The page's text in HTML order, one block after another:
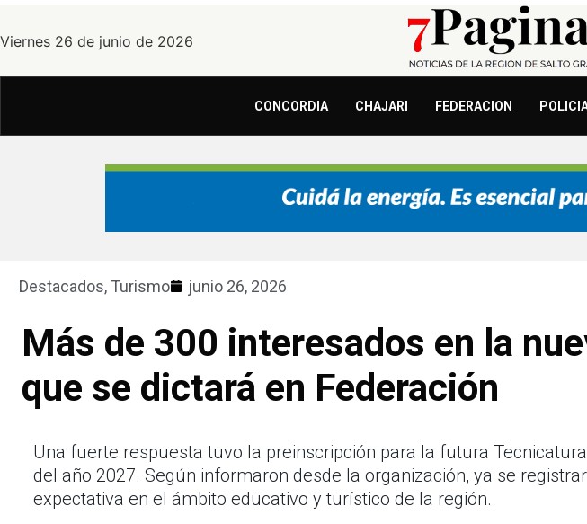
Viernes 26 de junio de 2026
CONCORDIA CHAJARI FEDERACION
Destacados, Turismo junio 26, 2026
Más de 300 interesados en la
que se dictará en Federación
Una fuerte respuesta tuvo la preinscripción para la futura
del año 2027. Según informaron desde la organización, ya se
expectativa en el ámbito educativo y turístico de la región.